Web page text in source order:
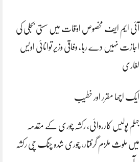
آئی ایم ایف مخصوص اوقات میں سستی بجلی کی
اجازت نہیں دے رہا، وفاقی وزیر توانائی اویس
لغاری
ایک اچھا مقرر اور خطیب
جہلم پولیس کارروائی، رکشہ چوری کے مقدمہ
میں ملوث ملزم گرفتار، چوری شدہ چنگ چی رکشہ